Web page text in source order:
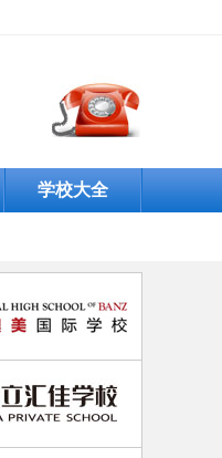
学校大全